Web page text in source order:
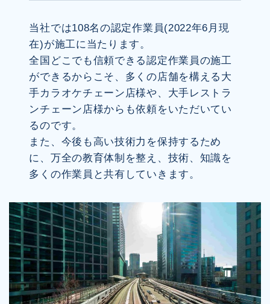
当社では108名の認定作業員(2022年6月現
在)が施工に当たります。
全国どこでも信頼できる認定作業員の施工
ができるからこそ、多くの店舗を構える大
手カラオケチェーン店様や、大手レストラ
ンチェーン店様からも依頼をいただいてい
るのです。
また、今後も高い技術力を保持するため
に、万全の教育体制を整え、技術、知識を
多くの作業員と共有していきます。